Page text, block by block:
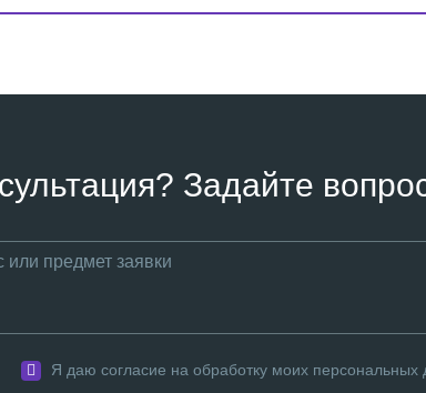
Задайте
Я даю согласие на обработку моих персональных